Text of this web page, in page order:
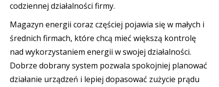
codziennej działalności firmy.
Magazyn energii coraz częściej pojawia się w małych i
średnich firmach, które chcą mieć większą kontrolę
nad wykorzystaniem energii w swojej działalności.
Dobrze dobrany system pozwala spokojniej planować
działanie urządzeń i lepiej dopasować zużycie prądu